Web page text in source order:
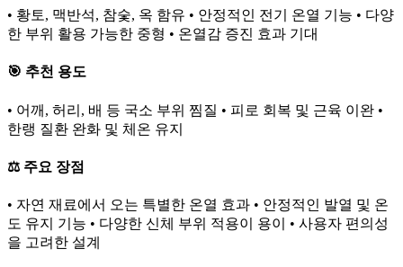
• 황토, 맥반석, 참숯, 옥 함유 • 안정적인 전기 온열 기능 • 다양
한 부위 활용 가능한 중형 • 온열감 증진 효과 기대
🎯 추천 용도
• 어깨, 허리, 배 등 국소 부위 찜질 • 피로 회복 및 근육 이완 •
한랭 질환 완화 및 체온 유지
⚖️ 주요 장점
• 자연 재료에서 오는 특별한 온열 효과 • 안정적인 발열 및 온
도 유지 기능 • 다양한 신체 부위 적용이 용이 • 사용자 편의성
을 고려한 설계